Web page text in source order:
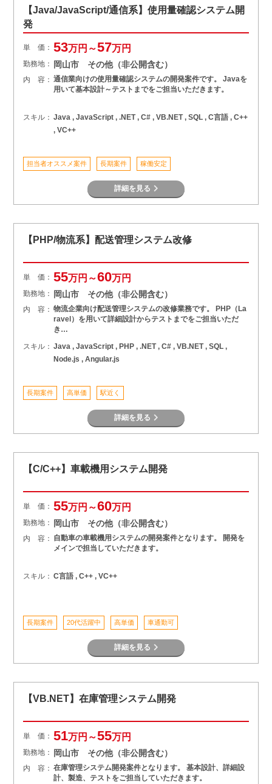
【Java/JavaScript/通信系】使用量確認システム開
発
単 価： 53万円～57万円
勤務地： 岡山市 その他（非公開含む）
内 容： 通信業向けの使用量確認システムの開発案件です。 Javaを
用いて基本設計～テストまでをご担当いただきます。
スキル： Java , JavaScript , .NET , C# , VB.NET , SQL , C言語 , C++
, VC++
担当者オススメ案件 長期案件 稼働安定
詳細を見る
【PHP/物流系】配送管理システム改修
単 価： 55万円～60万円
勤務地： 岡山市 その他（非公開含む）
内 容： 物流企業向け配送管理システムの改修業務です。 PHP（La
ravel）を用いて詳細設計からテストまでをご担当いただ
き…
スキル： Java , JavaScript , PHP , .NET , C# , VB.NET , SQL ,
Node.js , Angular.js
長期案件 高単価 駅近く
詳細を見る
【C/C++】車載機用システム開発
単 価： 55万円～60万円
勤務地： 岡山市 その他（非公開含む）
内 容： 自動車の車載機用システムの開発案件となります。 開発を
メインで担当していただきます。
スキル： C言語 , C++ , VC++
長期案件 20代活躍中 高単価 車通勤可
詳細を見る
【VB.NET】在庫管理システム開発
単 価： 51万円～55万円
勤務地： 岡山市 その他（非公開含む）
内 容： 在庫管理システム開発案件となります。 基本設計、詳細設
計、製造、テストをご担当していただきます。